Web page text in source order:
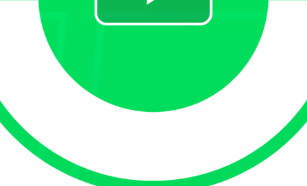
Video
afspelen